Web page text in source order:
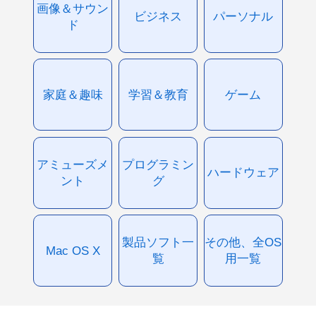
画像＆サウン
ド
ビジネス パーソナル
家庭＆趣味 学習＆教育 ゲーム
アミューズメ
ント
プログラミン
グ
ハードウェア
Mac OS X
製品ソフト一
覧
その他、全OS
用一覧